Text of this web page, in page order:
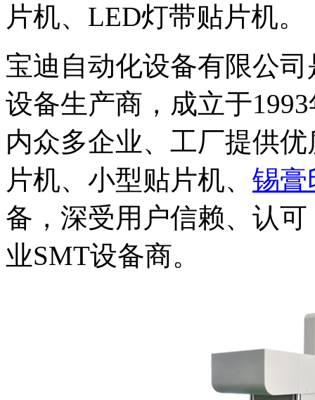
片机、LED灯带贴片机。
宝迪自动化设备有限公
设备生产商，成立于
内众多企业、工厂提供
片机、小型贴片机、 锡膏
备，深受用户信赖、认
业SMT设备商。